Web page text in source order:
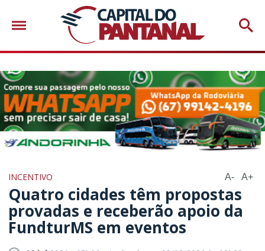
INCENTIVO A- A+
Quatro cidades têm propostas
provadas e receberão apoio da
FundturMS em eventos